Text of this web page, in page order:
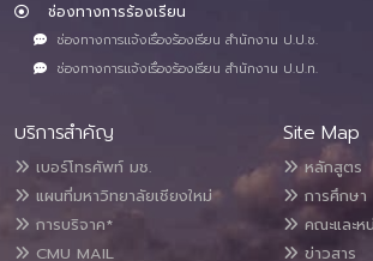
ช่องทางการร้องเรียน
ช่องทางการแจ้งเรื่องร้องเรียน สำนักงาน ป.ป.ช.
ช่องทางการแจ้งเรื่องร้องเรียน สำนักงาน ป.ป.ท.
บริการสำคัญ
เบอร์โทรศัพท์ มช.
แผนที่มหาวิทยาลัยเชียงใหม่
การบริจาค*
CMU MAIL
Site Map
หลักสูตร
การศึกษา
คณะและห
ข่าวสาร